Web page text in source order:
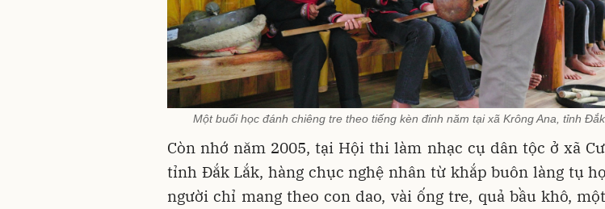
Một buổi học đánh chiêng tre theo tiếng kèn đinh năm tại xã Krông Ana, tỉnh
Còn nhớ năm 2005, tại Hội thi làm nhạc cụ dân tộc ở xã Cư
tỉnh Đắk Lắk, hàng chục nghệ nhân từ khắp buôn làng tụ
người chỉ mang theo con dao, vài ống tre, quả bầu khô,